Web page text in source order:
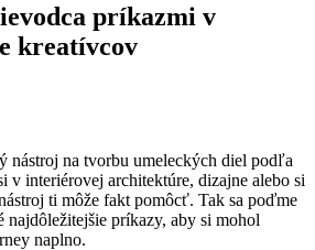
príkazmi v
kreatívcov
nástroj na tvorbu umeleckých diel podľa
v interiérovej architektúre, dizajne alebo si
ti môže fakt pomôcť. Tak sa poďme
najdôležitejšie príkazy, aby si mohol
naplno.